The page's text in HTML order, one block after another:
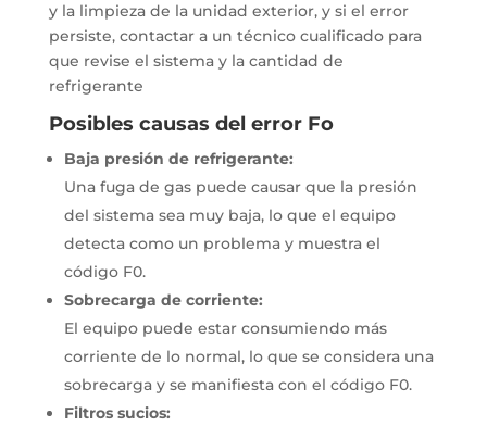
y la limpieza de la unidad exterior, y si el error
persiste, contactar a un técnico cualificado para
que revise el sistema y la cantidad de
refrigerante
Posibles causas del error Fo
Baja presión de refrigerante:
Una fuga de gas puede causar que la presión
del sistema sea muy baja, lo que el equipo
detecta como un problema y muestra el
código F0.
Sobrecarga de corriente:
El equipo puede estar consumiendo más
corriente de lo normal, lo que se considera una
sobrecarga y se manifiesta con el código F0.
Filtros sucios: